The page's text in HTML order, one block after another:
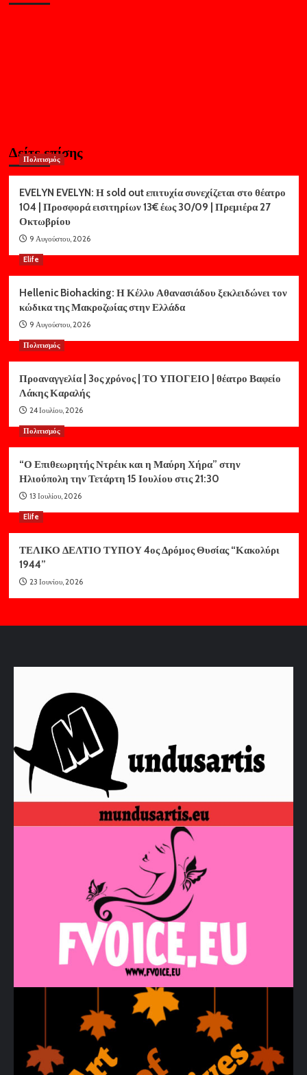
Δείτε επίσης
Πολιτισμός
EVELYN EVELYN: Η sold out επιτυχία συνεχίζεται στο θέατρο
104 | Προσφορά εισιτηρίων 13€ έως 30/09 | Πρεμιέρα 27
Οκτωβρίου
9 Αυγούστου, 2026
Elife
Hellenic Biohacking: Η Κέλλυ Αθανασιάδου ξεκλειδώνει τον
κώδικα της Μακροζωίας στην Ελλάδα
9 Αυγούστου, 2026
Πολιτισμός
Προαναγγελία | 3ος χρόνος | ΤΟ ΥΠΟΓΕΙΟ | θέατρο Βαφείο
Λάκης Καραλής
24 Ιουλίου, 2026
Πολιτισμός
“Ο Επιθεωρητής Ντρέικ και η Μαύρη Χήρα” στην
Ηλιούπολη την Τετάρτη 15 Ιουλίου στις 21:30
13 Ιουλίου, 2026
Elife
ΤΕΛΙΚΟ ΔΕΛΤΙΟ ΤΥΠΟΥ 4ος Δρόμος Θυσίας “Κακολύρι
1944”
23 Ιουνίου, 2026